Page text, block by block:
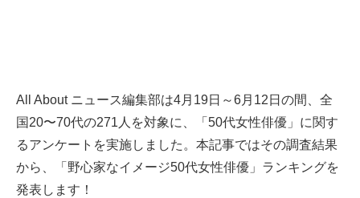
All About ニュース編集部は4月19日～6月12日の間、全
国20〜70代の271人を対象に、「50代女性俳優」に関す
るアンケートを実施しました。本記事ではその調査結果
から、「野心家なイメージ50代女性俳優」ランキングを
発表します！